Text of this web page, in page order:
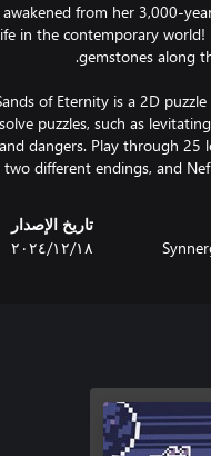
awakened from her 3,000-
in the contemporary
of Eternity is a 2D
puzzles, such as
dangers. Play through
different endings, and
تاريخ الإصدار
١٨‏/١٢‏/٢٠٢٤